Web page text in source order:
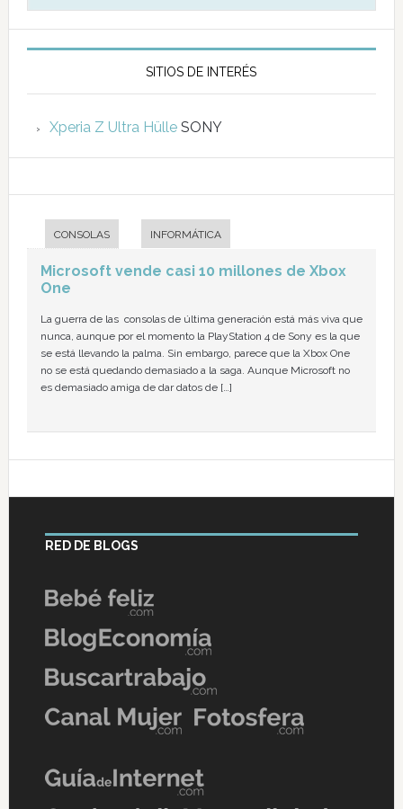
SITIOS DE INTERÉS
Xperia Z Ultra HülleSONY
CONSOLAS INFORMÁTICA
Microsoft vende casi 10 millones de Xbox
One
La guerra de las consolas de última generación está más viva que
nunca, aunque por el momento la PlayStation 4 de Sony es la que
se está llevando la palma. Sin embargo, parece que la Xbox One
no se está quedando demasiado a la saga. Aunque Microsoft no
es demasiado amiga de dar datos de […]
RED DE BLOGS